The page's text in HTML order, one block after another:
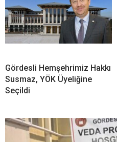
Gördesli Hemşehrimiz Hakkı
Susmaz, YÖK Üyeliğine
Seçildi